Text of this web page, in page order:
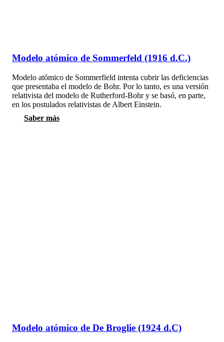
Modelo atómico de Sommerfeld (1916 d.C.)
Modelo atómico de Sommerfield intenta cubrir las deficiencias
que presentaba el modelo de Bohr. Por lo tanto, es una versión
relativista del modelo de Rutherford-Bohr y se basó, en parte,
en los postulados relativistas de Albert Einstein.
Saber más
Modelo atómico de De Broglie (1924 d.C)